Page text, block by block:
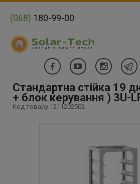
(068) 180-99-00
Стандартна стійка 19
+ блок керування ) 3U-
Код товару 1211202502